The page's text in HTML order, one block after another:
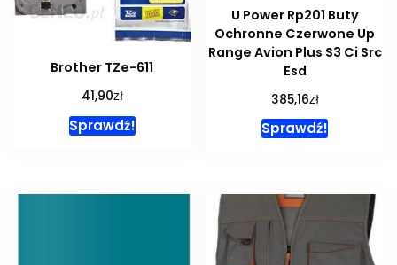
Brother TZe-611
41,90zł
Sprawdź!
U Power Rp201 Buty
Ochronne Czerwone Up
Range Avion Plus S3 Ci Src
Esd
385,16zł
Sprawdź!